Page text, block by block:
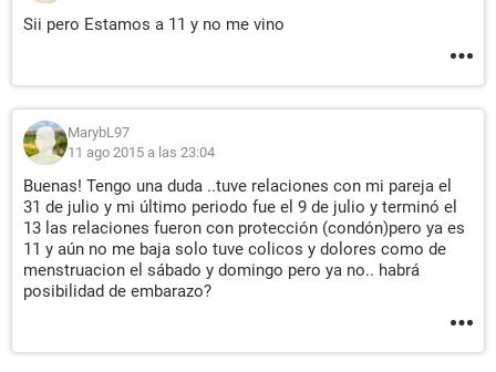
Sii pero Estamos a 11 y no me vino
MarybL97
11 ago 2015 a las 23:04
Buenas! Tengo una duda ..tuve relaciones con mi pareja el
31 de julio y mi último periodo fue el 9 de julio y terminó el
13 las relaciones fueron con protección (condón)pero ya es
11 y aún no me baja solo tuve colicos y dolores como de
menstruacion el sábado y domingo pero ya no.. habrá
posibilidad de embarazo?